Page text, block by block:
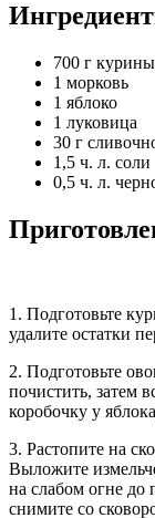
700 г
1 морковь
1 яблоко
1 луковица
30 г
1,5 ч. л. соли
0,5 ч. л.
1. Подготовьте
удалите остатки
2. Подготовьте
почистить, затем
коробочку у
3. Растопите на
Выложите
на слабом огне до
снимите со